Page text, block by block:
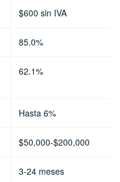
$600 sin IVA
85.0%
62.1%
Hasta 6%
$50,000-$200,000
3-24 meses